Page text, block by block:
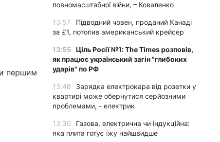
першим
повномасштабної війни, – Коваленко
13:57
Підводний човен, проданий Канаді
за £1, потопив американський крейсер
13:55 Ціль Росії №1: The Times розповів,
як працює український загін "глибоких
ударів" по РФ
13:48
Зарядка електрокара від розетки у
квартирі може обернутися серйозними
проблемами, - електрик
13:30
Газова, електрична чи індукційна:
яка плита готує їжу найшвидше